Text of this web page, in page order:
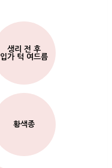
생리 전 후
입가 턱 여드름
황색종